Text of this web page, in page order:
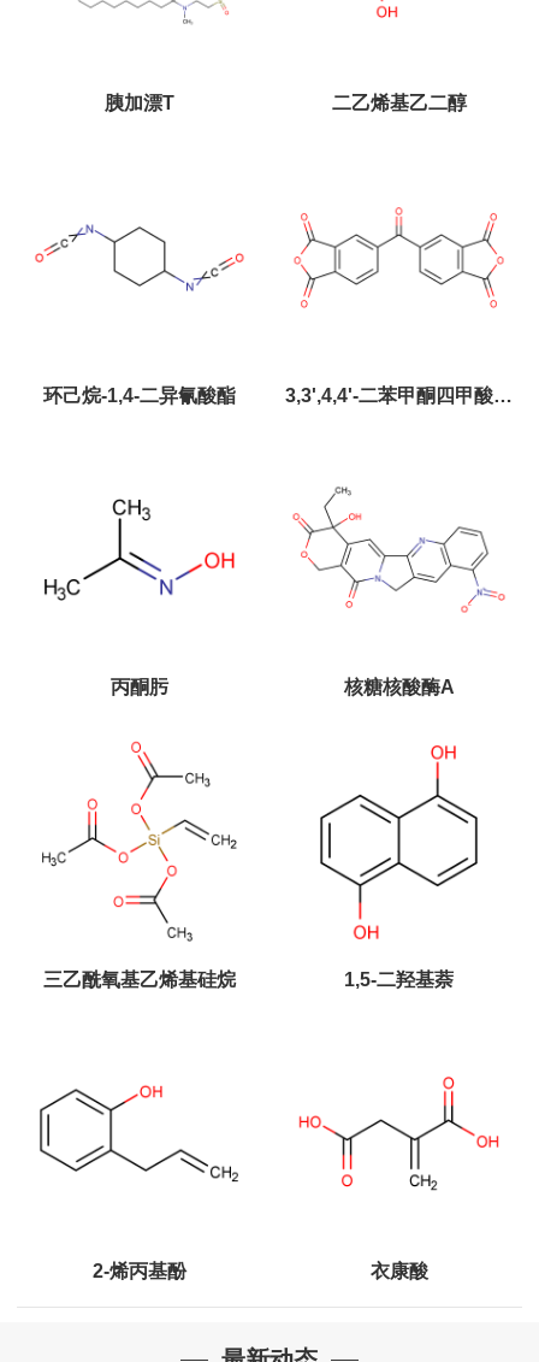
胰加漂T 二乙烯基乙二醇
环己烷-1,4-二异氰酸酯 3,3',4,4'-二苯甲酮四甲酸二
丙酮肟 核糖核酸酶A
三乙酰氧基乙烯基硅烷 1,5-二羟基萘
2-烯丙基酚 衣康酸